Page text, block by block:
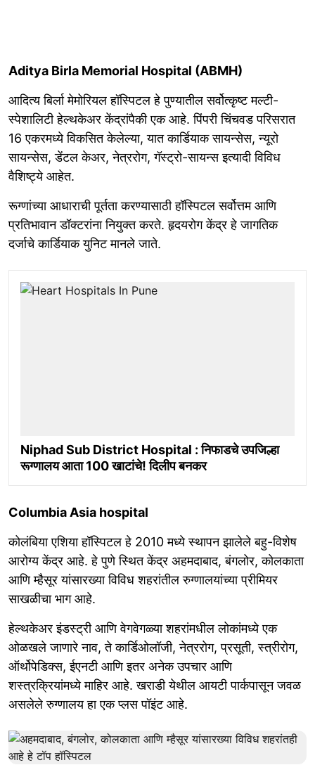
Aditya Birla Memorial Hospital (ABMH)
आदित्य बिर्ला मेमोरियल हॉस्पिटल हे पुण्यातील सर्वोत्कृष्ट मल्टी-
स्पेशालिटी हेल्थकेअर केंद्रांपैकी एक आहे. पिंपरी चिंचवड परिसरात
16 एकरमध्ये विकसित केलेल्या, यात कार्डियाक सायन्सेस, न्यूरो
सायन्सेस, डेंटल केअर, नेत्ररोग, गॅस्ट्रो-सायन्स इत्यादी विविध
वैशिष्ट्ये आहेत.
रूग्णांच्या आधाराची पूर्तता करण्यासाठी हॉस्पिटल सर्वोत्तम आणि
प्रतिभावान डॉक्टरांना नियुक्त करते. हृदयरोग केंद्र हे जागतिक
दर्जाचे कार्डियाक युनिट मानले जाते.
Niphad Sub District Hospital : निफाडचे उपजिल्हा
रूग्णालय आता 100 खाटांचे! दिलीप बनकर
Columbia Asia hospital
कोलंबिया एशिया हॉस्पिटल हे 2010 मध्ये स्थापन झालेले बहु-विशेष
आरोग्य केंद्र आहे. हे पुणे स्थित केंद्र अहमदाबाद, बंगलोर, कोलकाता
आणि म्हैसूर यांसारख्या विविध शहरांतील रुग्णालयांच्या प्रीमियर
साखळीचा भाग आहे.
हेल्थकेअर इंडस्ट्री आणि वेगवेगळ्या शहरांमधील लोकांमध्ये एक
ओळखले जाणारे नाव, ते कार्डिओलॉजी, नेत्ररोग, प्रसूती, स्त्रीरोग,
ऑर्थोपेडिक्स, ईएनटी आणि इतर अनेक उपचार आणि
शस्त्रक्रियांमध्ये माहिर आहे. खराडी येथील आयटी पार्कपासून जवळ
असलेले रुग्णालय हा एक प्लस पॉइंट आहे.